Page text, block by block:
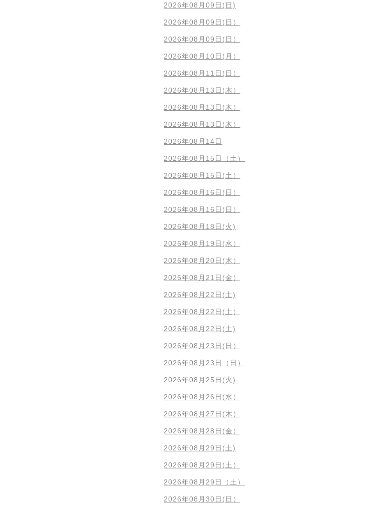
2026年08月09日(日)
2026年08月09日(日）
2026年08月09日(日）
2026年08月10日(月）
2026年08月11日(日）
2026年08月13日(木）
2026年08月13日(木）
2026年08月13日(木）
2026年08月14日
2026年08月15日（土）
2026年08月15日(土）
2026年08月16日(日）
2026年08月16日(日）
2026年08月18日(火)
2026年08月19日(水）
2026年08月20日(木）
2026年08月21日(金）
2026年08月22日(土)
2026年08月22日(土）
2026年08月22日(土)
2026年08月23日(日）
2026年08月23日（日）
2026年08月25日(火)
2026年08月26日(水）
2026年08月27日(木）
2026年08月28日(金）
2026年08月29日(土)
2026年08月29日(土）
2026年08月29日（土）
2026年08月30日(日）